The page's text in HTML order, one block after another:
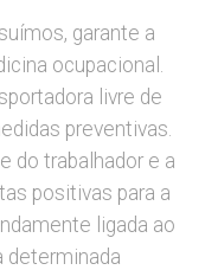
garante a
ocupacional.
livre de
preventivas.
do trabalhador e a
positivas para a
ligada ao
determinada